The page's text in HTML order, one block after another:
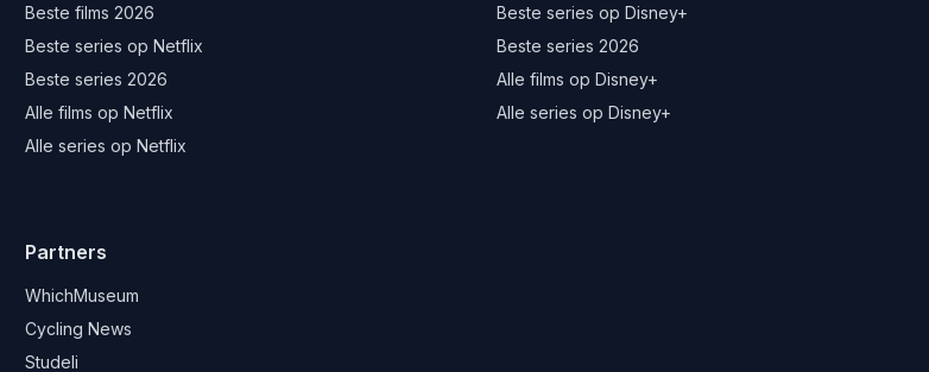
Beste films 2026
Beste series op Netflix
Beste series 2026
Alle films op Netflix
Alle series op Netflix
Beste series op Disney+
Beste series 2026
Alle films op Disney+
Alle series op Disney+
Partners
WhichMuseum
Cycling News
Studeli